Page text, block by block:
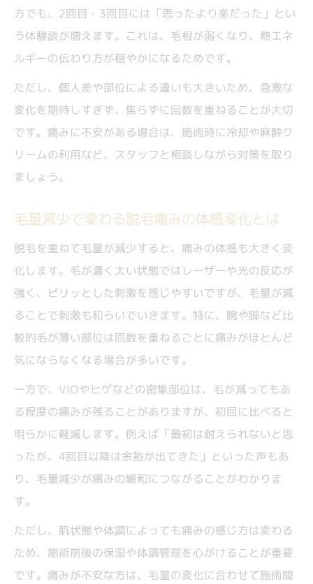
方でも、2回目・3回目には「思ったより楽だった」とい
う体験談が増えます。これは、毛根が弱くなり、熱エネ
ルギーの伝わり方が穏やかになるためです。
ただし、個人差や部位による違いも大きいため、急激な
変化を期待しすぎず、焦らずに回数を重ねることが大切
です。痛みに不安がある場合は、施術時に冷却や麻酔ク
リームの利用など、スタッフと相談しながら対策を取り
ましょう。
毛量減少で変わる脱毛痛みの体感変化とは
脱毛を重ねて毛量が減少すると、痛みの体感も大きく変
化します。毛が濃く太い状態ではレーザーや光の反応が
強く、ピリッとした刺激を感じやすいですが、毛量が減
ることで刺激も和らいでいきます。特に、腕や脚など比
較的毛が薄い部位は回数を重ねるごとに痛みがほとんど
気にならなくなる場合が多いです。
一方で、VIOやヒゲなどの密集部位は、毛が減ってもあ
る程度の痛みが残ることがありますが、初回に比べると
明らかに軽減します。例えば「最初は耐えられないと思
ったが、4回目以降は余裕が出てきた」といった声もあ
り、毛量減少が痛みの緩和につながることがわかりま
す。
ただし、肌状態や体調によっても痛みの感じ方は変わる
ため、施術前後の保湿や体調管理を心がけることが重要
です。痛みが不安な方は、毛量の変化に合わせて施術間